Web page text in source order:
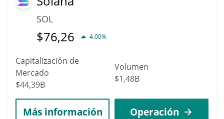
SOL
$76,26 4.00%
Capitalización de
Mercado
$44,39B
Volumen
$1,48B
Más información Operación